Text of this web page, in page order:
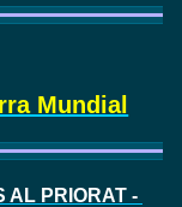
Mundial
AL PRIORAT -